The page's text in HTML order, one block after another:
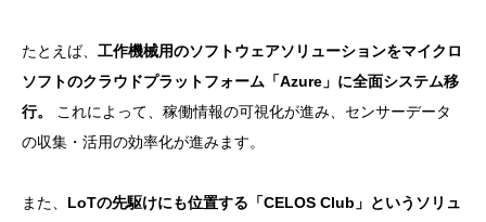
たとえば、 工作機械用のソフトウェアソリューションをマイクロ
ソフトのクラウドプラットフォーム「Azure」に全面システム移
行。
これによって、稼働情報の可視化が進み、センサーデータ
の収集・活用の効率化が進みます。
また、 LoTの先駆けにも位置する「CELOS Club」というソリュ